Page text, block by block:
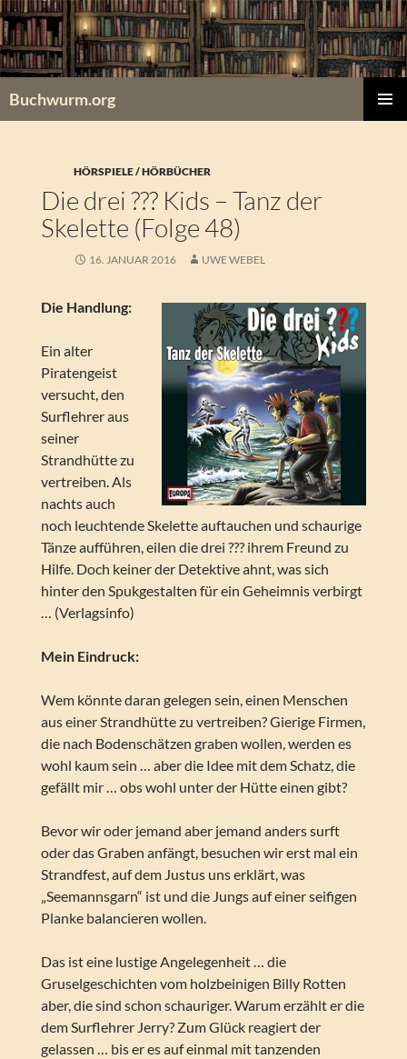
Zum
Inhalt
springen
Buchwurm.org
HÖRSPIELE / HÖRBÜCHER
Die drei ??? Kids – Tanz der
Skelette (Folge 48)
16. JANUAR 2016 UWE WEBEL
Die Handlung:
Ein alter
Piratengeist
versucht, den
Surflehrer aus
seiner
Strandhütte zu
vertreiben. Als
nachts auch
noch leuchtende Skelette auftauchen und schaurige
Tänze aufführen, eilen die drei ??? ihrem Freund zu
Hilfe. Doch keiner der Detektive ahnt, was sich
hinter den Spukgestalten für ein Geheimnis verbirgt
… (Verlagsinfo)
Mein Eindruck:
Wem könnte daran gelegen sein, einen Menschen
aus einer Strandhütte zu vertreiben? Gierige Firmen,
die nach Bodenschätzen graben wollen, werden es
wohl kaum sein … aber die Idee mit dem Schatz, die
gefällt mir … obs wohl unter der Hütte einen gibt?
Bevor wir oder jemand aber jemand anders surft
oder das Graben anfängt, besuchen wir erst mal ein
Strandfest, auf dem Justus uns erklärt, was
„Seemannsgarn“ ist und die Jungs auf einer seifigen
Planke balancieren wollen.
Das ist eine lustige Angelegenheit … die
Gruselgeschichten vom holzbeinigen Billy Rotten
aber, die sind schon schauriger. Warum erzählt er die
dem Surflehrer Jerry? Zum Glück reagiert der
gelassen … bis er es auf einmal mit tanzenden